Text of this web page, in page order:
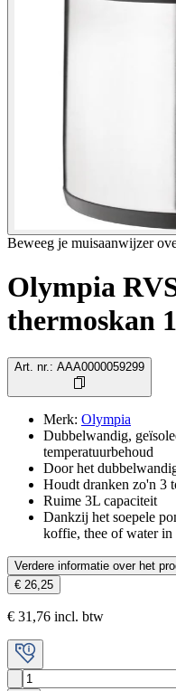
Beweeg je muisaanwijzer
Olympia
thermoskan
Art. nr. : AAA0000059299
Merk: Olympia
Dubbelwandig,
temperatuurbehoud
Door het
Houdt dranken zo'n 3
Ruime 3L capaciteit
Dankzij het soepele
koffie, thee of water in
Verdere informatie over het
€ 26,25
€ 31,76 incl. btw